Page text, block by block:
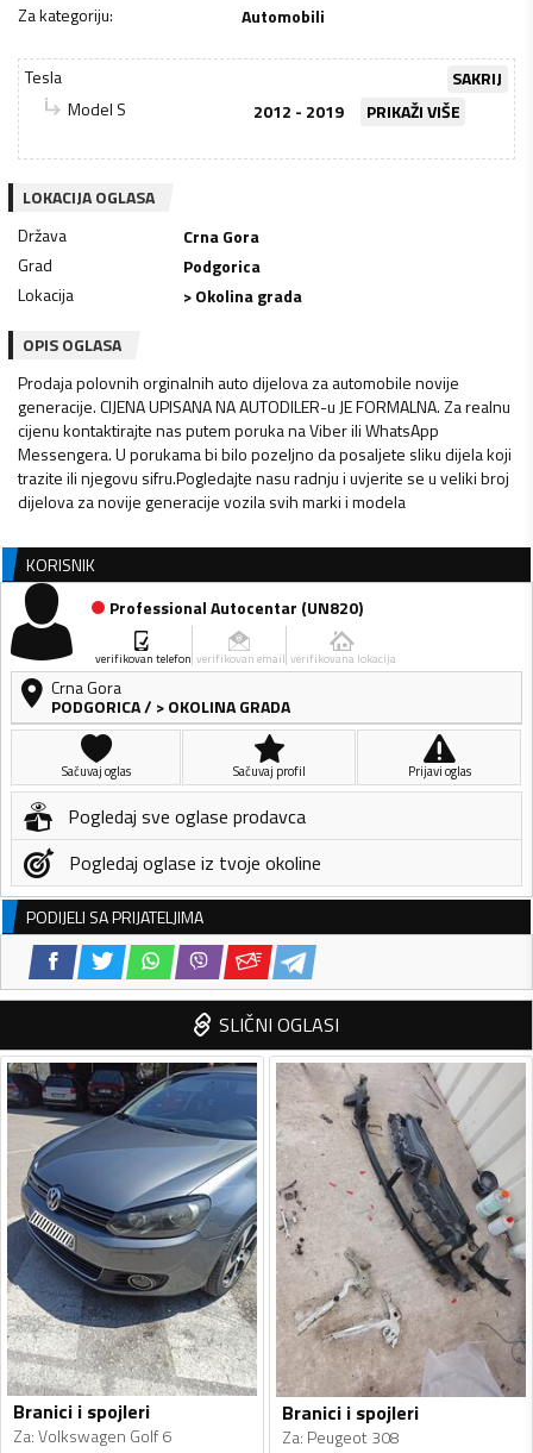
Za kategoriju: Automobili
Tesla
SAKRIJ
Model S
2012 - 2019 PRIKAŽI VIŠE
LOKACIJA OGLASA
Država
Crna Gora
Grad
Podgorica
Lokacija
> Okolina grada
OPIS OGLASA
Prodaja polovnih orginalnih auto dijelova za automobile novije
generacije. CIJENA UPISANA NA AUTODILER-u JE FORMALNA. Za realnu
cijenu kontaktirajte nas putem poruka na Viber ili WhatsApp
Messengera. U porukama bi bilo pozeljno da posaljete sliku dijela koji
trazite ili njegovu sifru.Pogledajte nasu radnju i uvjerite se u veliki broj
dijelova za novije generacije vozila svih marki i modela
KORISNIK
Professional Autocentar (UN820)
verifikovan telefon verifikovan email verifikovana lokacija
Crna Gora
PODGORICA/ > OKOLINA GRADA
Sačuvaj oglas Sačuvaj profil Prijavi oglas
Pogledaj sve oglase prodavca
Pogledaj oglase iz tvoje okoline
PODIJELI SA PRIJATELJIMA
SLIČNI OGLASI
Branici i spojleri
Za:Volkswagen Golf 6
Branici i spojleri
Za: Peugeot 308